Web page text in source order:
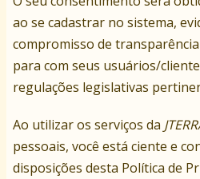
ao se cadastrar no sistema,
compromisso de
para com seus usuários/
regulações legislativas
Ao utilizar os serviços da
pessoais, você está ciente e
disposições desta Política de